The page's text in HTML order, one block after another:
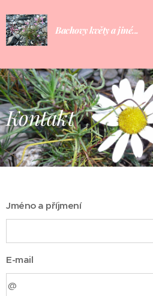
Bachovy květy a jiné...
Kontakt
Jméno a příjmení
E-mail